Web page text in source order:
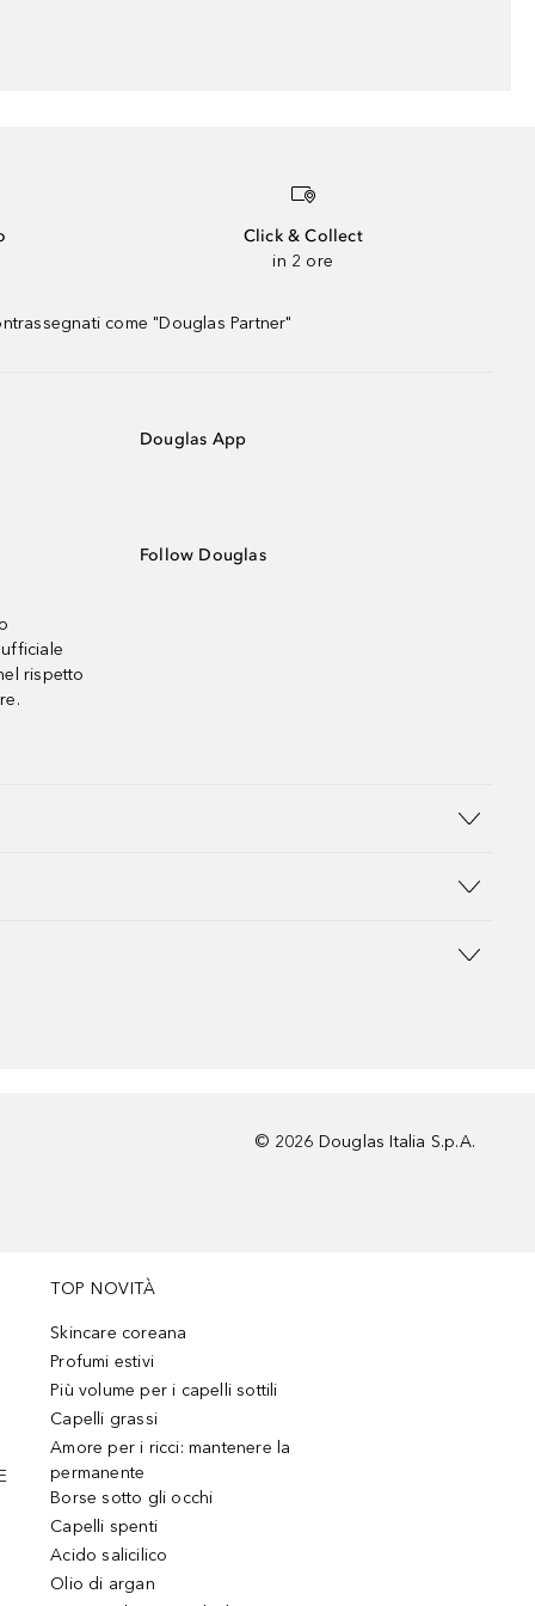
Click & Collect
in 2 ore
come "Douglas Partner"
rispetto
Douglas App
Follow Douglas
© 2026 Douglas Italia S.p.A.
TOP NOVITÀ
Skincare coreana
Profumi estivi
Più volume per i capelli sottili
Capelli grassi
Amore per i ricci: mantenere la
permanente
Borse sotto gli occhi
Capelli spenti
Acido salicilico
Olio di argan